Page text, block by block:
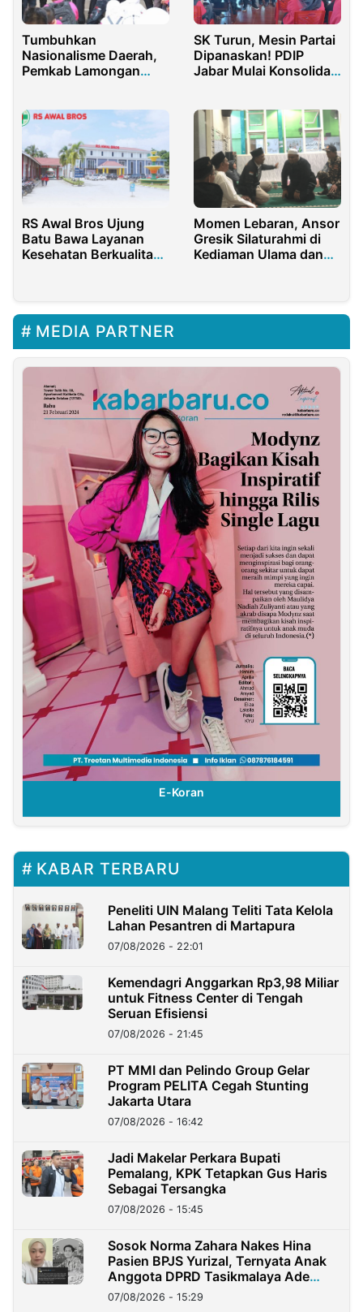
Tumbuhkan
Nasionalisme Daerah,
Pemkab Lamongan
SK Turun, Mesin Partai
Dipanaskan! PDIP
Jabar Mulai Konsolidasi
RS Awal Bros Ujung
Batu Bawa Layanan
Kesehatan Berkualitas
Momen Lebaran, Ansor
Gresik Silaturahmi di
Kediaman Ulama dan
MEDIA PARTNER
E-Koran
KABAR TERBARU
Peneliti UIN Malang Teliti Tata Kelola
Lahan Pesantren di Martapura
07/08/2026 - 22:01
Kemendagri Anggarkan Rp3,98 Miliar
untuk Fitness Center di Tengah
Seruan Efisiensi
07/08/2026 - 21:45
PT MMI dan Pelindo Group Gelar
Program PELITA Cegah Stunting
Jakarta Utara
07/08/2026 - 16:42
Jadi Makelar Perkara Bupati
Pemalang, KPK Tetapkan Gus Haris
Sebagai Tersangka
07/08/2026 - 15:45
Sosok Norma Zahara Nakes Hina
Pasien BPJS Yurizal, Ternyata Anak
Anggota DPRD Tasikmalaya Ade
Lukman
07/08/2026 - 15:29